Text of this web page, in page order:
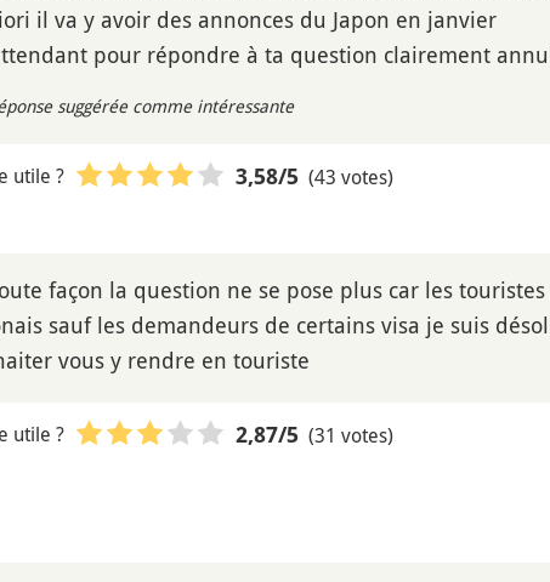
il va y avoir des annonces du Japon en janvier
pour répondre à ta question clairement
suggérée comme intéressante
utile ? 3,58/5 (43 votes)
façon la question ne se pose plus car les
sauf les demandeurs de certains visa je suis
vous y rendre en touriste
utile ? 2,87/5 (31 votes)